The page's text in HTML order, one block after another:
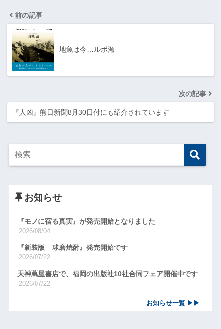
前の記事
地魚は今…ルポ漁
次の記事
『人凶』熊日新聞8月30日付にも紹介されています
お知らせ
『モノに宿る真実』が発売開始となりました
2026/08/04
『新装版 球磨焼酎』発売開始です
2026/07/22
天神蔦屋書店で、福岡の出版社10社合同フェア開催中です
2026/07/22
お知らせ一覧 ▶▶